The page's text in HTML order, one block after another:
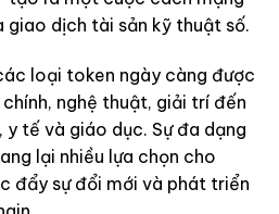
giao dịch tài sản kỹ thuật số.
loại token ngày càng được
nghệ thuật, giải trí đến
y tế và giáo dục. Sự đa dạng
lại nhiều lựa chọn cho
đẩy sự đổi mới và phát triển